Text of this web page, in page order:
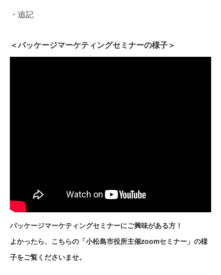
・追記
＜パッケージマーケティングセミナーの様子＞
パッケージマーケティングセミナーにご興味がある方！
よかったら、こちらの「小松島市役所主催zoomセミナー」の様
子をご覧くださいませ。